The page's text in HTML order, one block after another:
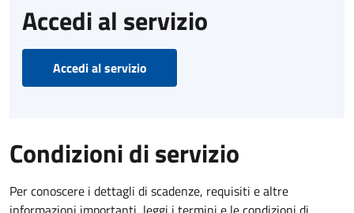
Accedi al servizio
Accedi al servizio
Condizioni di servizio
Per conoscere i dettagli di scadenze, requisiti e altre